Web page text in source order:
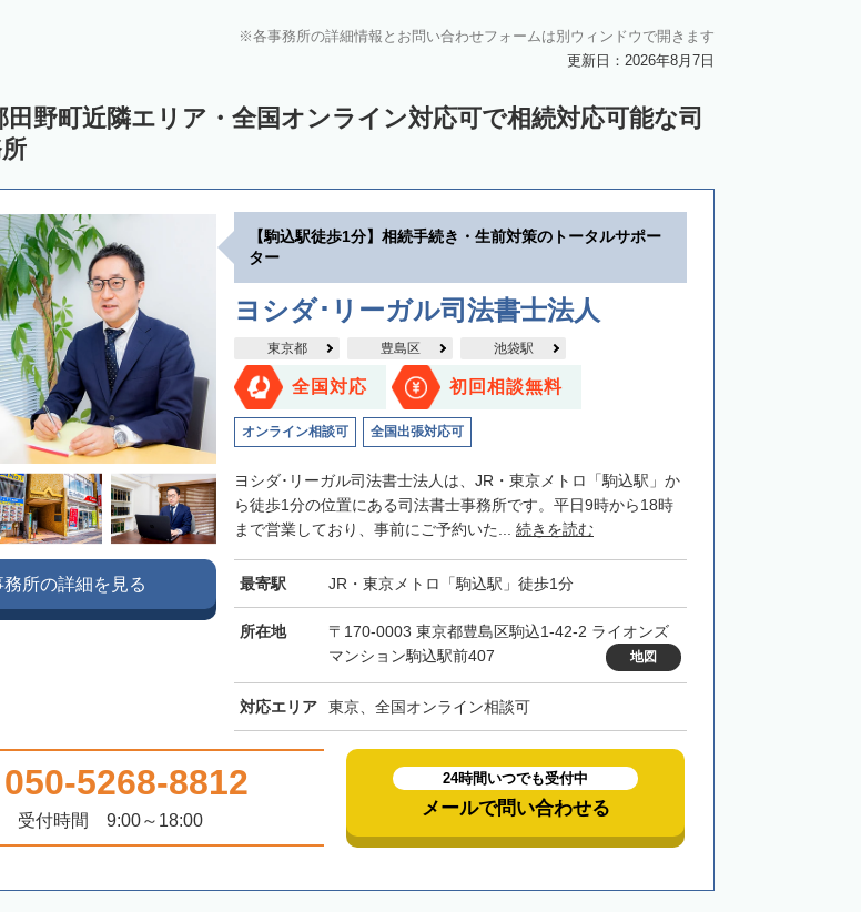
各事務所の詳細情報とお問い合わせフォームは別ウィンドウで開きます
更新日：2026年8月7日
田野町近隣エリア・全国オンライン対応可で相続対応可能な司
【駒込駅徒歩1分】相続手続き・生前対策のトータルサポー
ター
ヨシダ･リーガル司法書士法人
東京都 豊島区 池袋駅
全国対応 初回相談無料
オンライン相談可 全国出張対応可
ヨシダ･リーガル司法書士法人は、JR・東京メトロ「駒込駅」か
ら徒歩1分の位置にある司法書士事務所です。平日9時から18時
まで営業しており、事前にご予約いた... 続きを読む
最寄駅 JR・東京メトロ「駒込駅」徒歩1分
所在地
〒170-0003 東京都豊島区駒込1-42-2 ライオンズ
マンション駒込駅前407
地図
対応エリア 東京、全国オンライン相談可
務所の詳細を見る
050-5268-8812
受付時間 9:00～18:00
24時間いつでも受付中
メールで問い合わせる